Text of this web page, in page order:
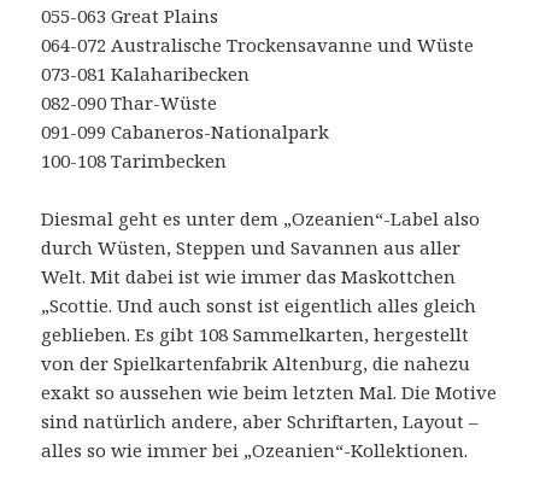
055-063 Great Plains
064-072 Australische Trockensavanne und Wüste
073-081 Kalaharibecken
082-090 Thar-Wüste
091-099 Cabaneros-Nationalpark
100-108 Tarimbecken
Diesmal geht es unter dem „Ozeanien“-Label also
durch Wüsten, Steppen und Savannen aus aller
Welt. Mit dabei ist wie immer das Maskottchen
„Scottie. Und auch sonst ist eigentlich alles gleich
geblieben. Es gibt 108 Sammelkarten, hergestellt
von der Spielkartenfabrik Altenburg, die nahezu
exakt so aussehen wie beim letzten Mal. Die Motive
sind natürlich andere, aber Schriftarten, Layout –
alles so wie immer bei „Ozeanien“-Kollektionen.